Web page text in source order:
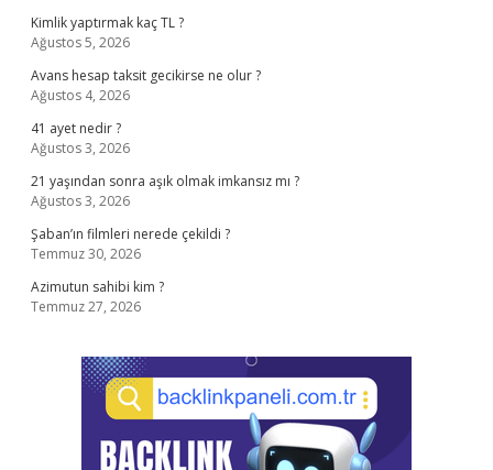
Kimlik yaptırmak kaç TL ?
Ağustos 5, 2026
Avans hesap taksit gecikirse ne olur ?
Ağustos 4, 2026
41 ayet nedir ?
Ağustos 3, 2026
21 yaşından sonra aşık olmak imkansız mı ?
Ağustos 3, 2026
Şaban’ın filmleri nerede çekildi ?
Temmuz 30, 2026
Azimutun sahibi kim ?
Temmuz 27, 2026